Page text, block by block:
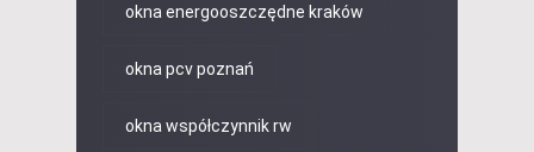
okna energooszczędne kraków
okna pcv poznań
okna współczynnik rw